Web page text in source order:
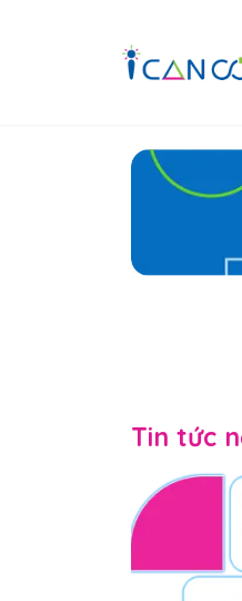
Tin tức